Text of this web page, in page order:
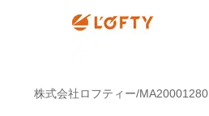
株式会社ロフティー/MA20001280